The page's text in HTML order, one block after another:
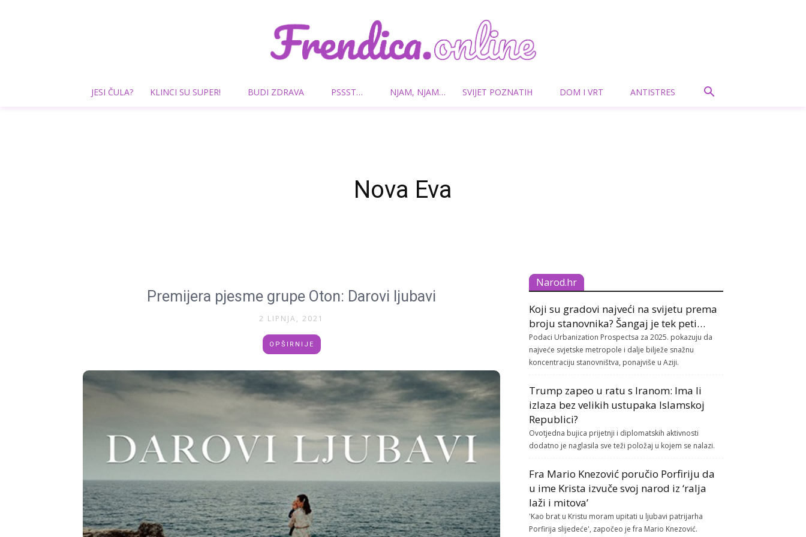
Frendica.online
JESI ČULA? KLINCI SU SUPER! BUDI ZDRAVA PSSST… NJAM, NJAM… SVIJET POZNATIH DOM I VRT ANTISTRES
Nova Eva
Premijera pjesme grupe Oton: Darovi ljubavi
2 LIPNJA, 2021
OPŠIRNIJE
Narod.hr
Koji su gradovi najveći na svijetu prema
broju stanovnika? Šangaj je tek peti…
Podaci Urbanization Prospectsa za 2025. pokazuju da
najveće svjetske metropole i dalje bilježe snažnu
koncentraciju stanovništva, ponajviše u Aziji.
Trump zapeo u ratu s Iranom: Ima li
izlaza bez velikih ustupaka Islamskoj
Republici?
Ovotjedna bujica prijetnji i diplomatskih aktivnosti
dodatno je naglasila sve teži položaj u kojem se nalazi.
Fra Mario Knezović poručio Porfiriju da
u ime Krista izvuče svoj narod iz ‘ralja
laži i mitova’
'Kao brat u Kristu moram upitati u ljubavi patrijarha
Porfirija slijedeće', započeo je fra Mario Knezović.